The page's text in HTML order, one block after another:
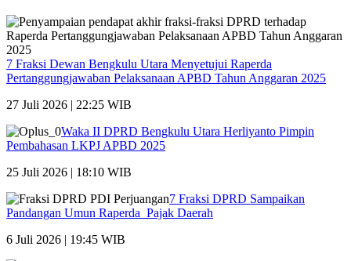
7 Fraksi Dewan Bengkulu Utara Menyetujui Raperda
Pertanggungjawaban Pelaksanaan APBD Tahun Anggaran 2025
27 Juli 2026 | 22:25 WIB
Waka II DPRD Bengkulu Utara Herliyanto Pimpin
Pembahasan LKPJ APBD 2025
25 Juli 2026 | 18:10 WIB
7 Fraksi DPRD Sampaikan
Pandangan Umun Raperda Pajak Daerah
6 Juli 2026 | 19:45 WIB